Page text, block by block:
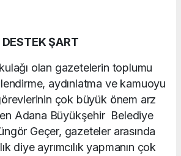
ŞART
olan gazetelerin toplumu
aydınlatma ve kamuoyu
çok büyük önem arz
Adana Büyükşehir Belediye
Geçer, gazeteler arasında
diye ayrımcılık yapmanın çok